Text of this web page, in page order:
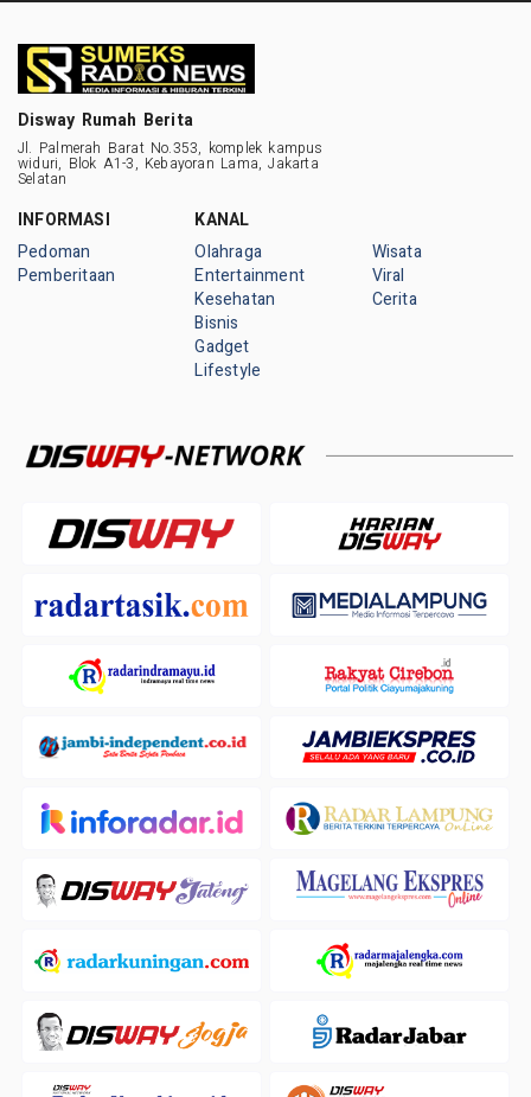
Disway Rumah Berita
Jl. Palmerah Barat No.353, komplek kampus
widuri, Blok A1-3, Kebayoran Lama, Jakarta
Selatan
INFORMASI
Pedoman
Pemberitaan
KANAL
Olahraga
Entertainment
Kesehatan
Bisnis
Gadget
Lifestyle
Wisata
Viral
Cerita